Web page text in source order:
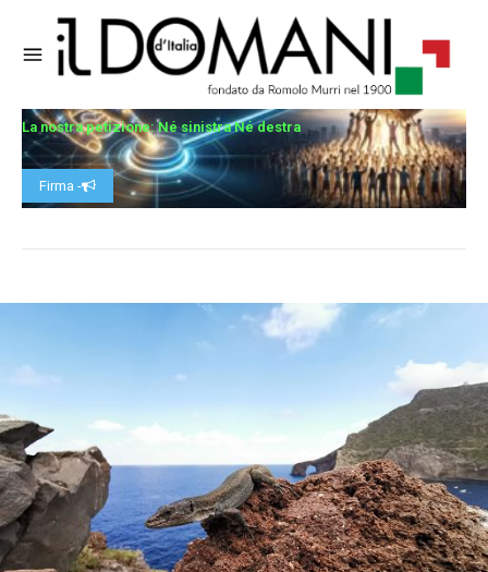
La nostra petizione: Né sinistra Né destra
Firma -